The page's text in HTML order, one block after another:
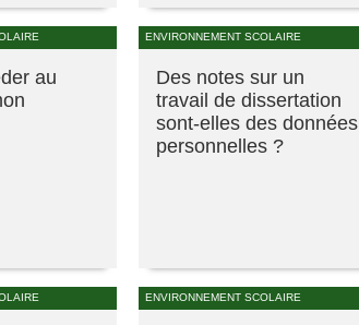
au
ENVIRONNEMENT SCOLAIRE
Des notes sur un
travail de dissertation
sont-elles des données
personnelles ?
ENVIRONNEMENT SCOLAIRE